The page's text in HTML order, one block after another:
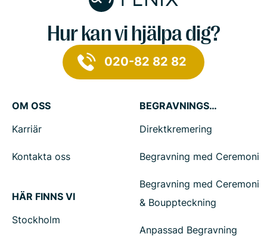
Hur kan vi hjälpa dig?
020-82 82 82
OM OSS
Karriär
Kontakta oss
HÄR FINNS VI
Stockholm
BEGRAVNINGSTJÄNSTER
Direktkremering
Begravning med Ceremoni
Begravning med Ceremoni
& Bouppteckning
Anpassad Begravning